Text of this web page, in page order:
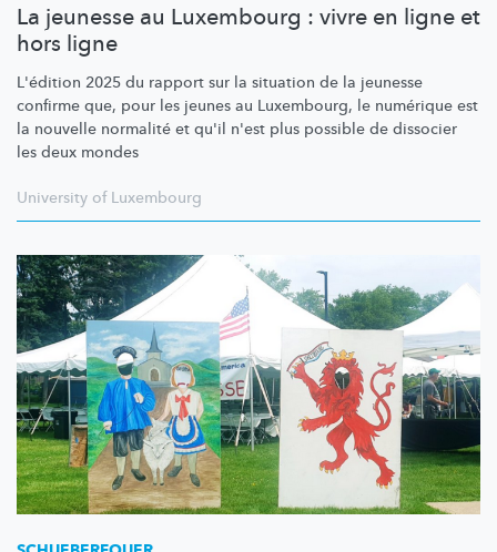
La jeunesse au Luxembourg : vivre en ligne et
hors ligne
L'édition 2025 du rapport sur la situation de la jeunesse
confirme que, pour les jeunes au Luxembourg, le numérique est
la nouvelle normalité et qu'il n'est plus possible de dissocier
les deux mondes
University of Luxembourg